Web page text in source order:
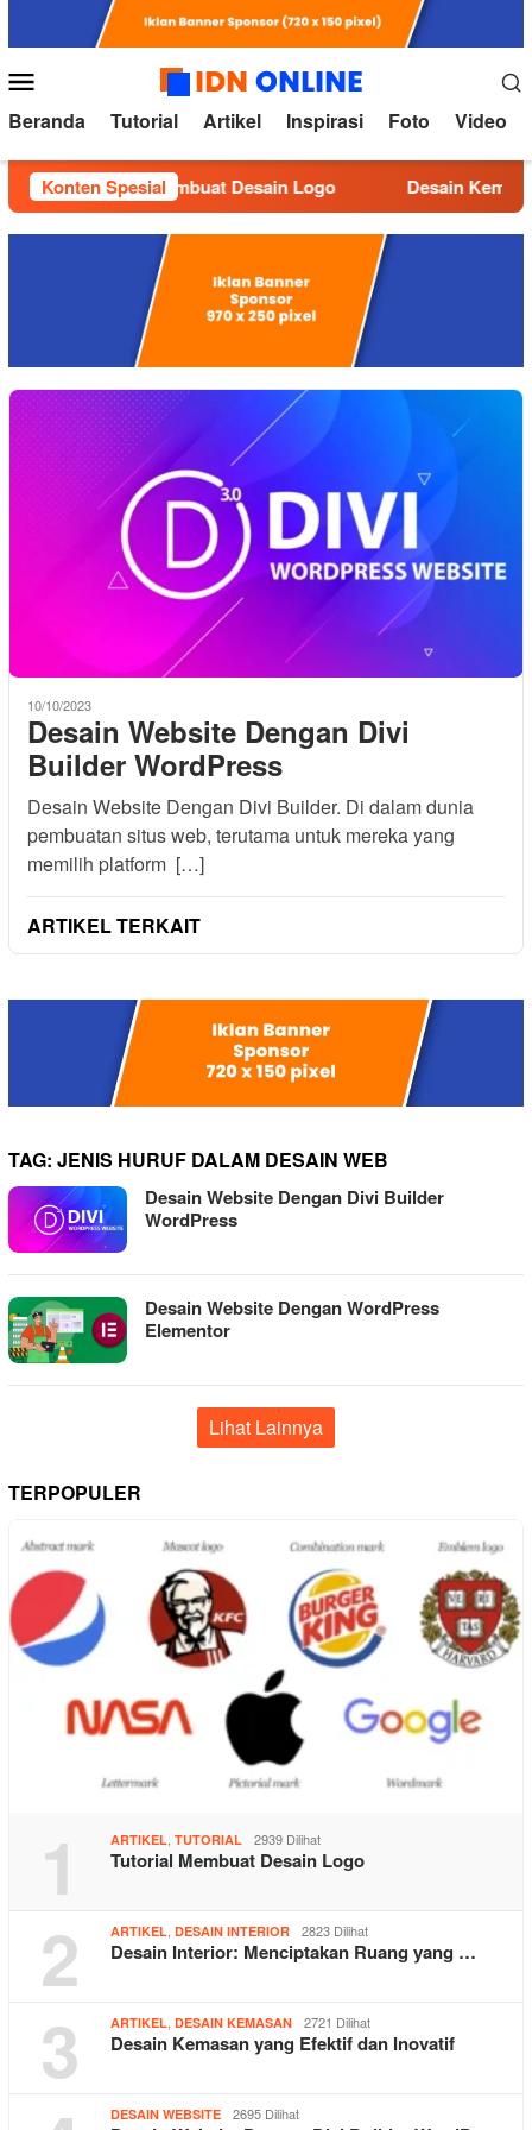
ke
konten
Mobile
Beranda Tutorial Artikel Inspirasi Foto Video
Konten Spesial
Tutorial Membuat Desain Logo Desain
10/10/2023
Desain Website Dengan Divi
Builder WordPress
Desain Website Dengan Divi Builder. Di dalam dunia
pembuatan situs web, terutama untuk mereka yang
memilih platform […]
ARTIKEL TERKAIT
TAG: JENIS HURUF DALAM DESAIN WEB
Desain Website Dengan Divi Builder
WordPress
Desain Website Dengan WordPress
Elementor
Lihat Lainnya
TERPOPULER
1 ARTIKEL TUTORIAL 2939 Dilihat
Tutorial Membuat Desain Logo
2 ARTIKEL DESAIN INTERIOR 2823 Dilihat
Desain Interior: Menciptakan Ruang yang …
3 ARTIKEL DESAIN KEMASAN 2721 Dilihat
Desain Kemasan yang Efektif dan Inovatif
DESAIN WEBSITE 2695 Dilihat